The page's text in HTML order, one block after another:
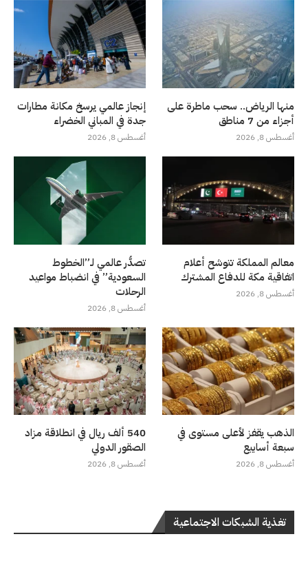
منها الرياض.. سحب ماطرة على
أجزاء من 7 مناطق
أغسطس 8, 2026
إنجاز عالمي يرسخ مكانة مطارات
جدة في المباني الخضراء
أغسطس 8, 2026
معالم المملكة تتوشح أعلام
اتفاقية مكة للدفاع المشترك
أغسطس 8, 2026
تصدُّر عالمي لـ”الخطوط
السعودية” في انضباط مواعيد
الرحلات
أغسطس 8, 2026
الذهب يقفز لأعلى مستوى في
سبعة أسابيع
أغسطس 8, 2026
540 ألف ريال في انطلاقة مزاد
الصقور الدولي
أغسطس 8, 2026
تغذية الشبكات الاجتماعية